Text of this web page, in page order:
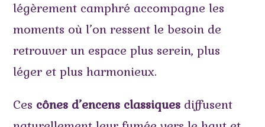
légèrement camphré accompagne les
moments où l’on ressent le besoin de
retrouver un espace plus serein, plus
léger et plus harmonieux.
Ces cônes d’encens classiques diffusent